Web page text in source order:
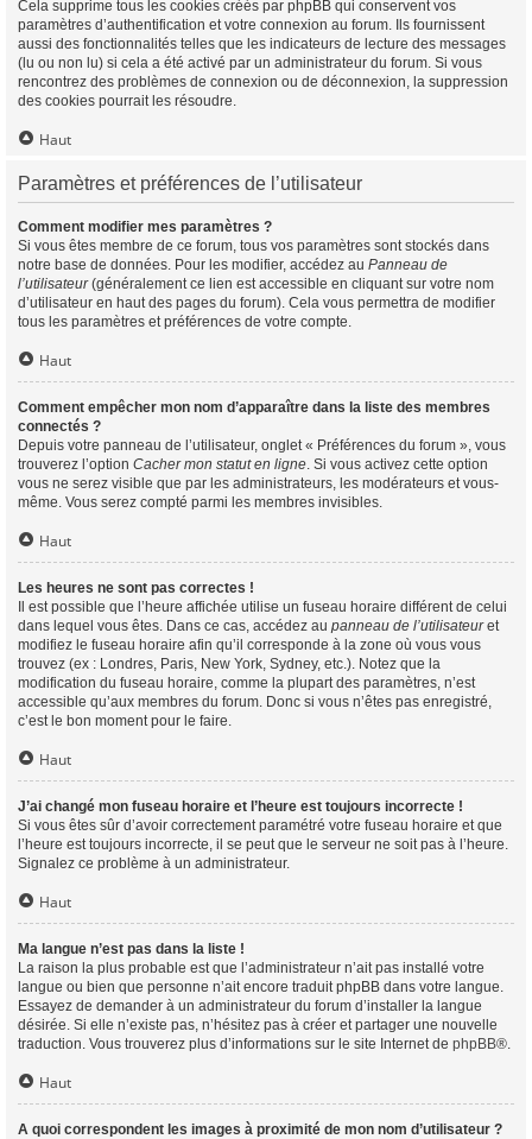
Cela supprime tous les cookies créés par phpBB qui conservent vos
paramètres d’authentification et votre connexion au forum. Ils fournissent
aussi des fonctionnalités telles que les indicateurs de lecture des messages
(lu ou non lu) si cela a été activé par un administrateur du forum. Si vous
rencontrez des problèmes de connexion ou de déconnexion, la suppression
des cookies pourrait les résoudre.
Haut
Paramètres et préférences de l’utilisateur
Comment modifier mes paramètres ?
Si vous êtes membre de ce forum, tous vos paramètres sont stockés dans
notre base de données. Pour les modifier, accédez au Panneau de
l’utilisateur(généralement ce lien est accessible en cliquant sur votre nom
d’utilisateur en haut des pages du forum). Cela vous permettra de modifier
tous les paramètres et préférences de votre compte.
Haut
Comment empêcher mon nom d’apparaître dans la liste des membres
connectés ?
Depuis votre panneau de l’utilisateur, onglet « Préférences du forum », vous
trouverez l’option Cacher mon statut en ligne. Si vous activez cette option
vous ne serez visible que par les administrateurs, les modérateurs et vous-
même. Vous serez compté parmi les membres invisibles.
Haut
Les heures ne sont pas correctes !
Il est possible que l’heure affichée utilise un fuseau horaire différent de celui
dans lequel vous êtes. Dans ce cas, accédez au panneau de l’utilisateuret
modifiez le fuseau horaire afin qu’il corresponde à la zone où vous vous
trouvez (ex : Londres, Paris, New York, Sydney, etc.). Notez que la
modification du fuseau horaire, comme la plupart des paramètres, n’est
accessible qu’aux membres du forum. Donc si vous n’êtes pas enregistré,
c’est le bon moment pour le faire.
Haut
J’ai changé mon fuseau horaire et l’heure est toujours incorrecte !
Si vous êtes sûr d’avoir correctement paramétré votre fuseau horaire et que
l’heure est toujours incorrecte, il se peut que le serveur ne soit pas à l’heure.
Signalez ce problème à un administrateur.
Haut
Ma langue n’est pas dans la liste !
La raison la plus probable est que l’administrateur n’ait pas installé votre
langue ou bien que personne n’ait encore traduit phpBB dans votre langue.
Essayez de demander à un administrateur du forum d’installer la langue
désirée. Si elle n’existe pas, n’hésitez pas à créer et partager une nouvelle
traduction. Vous trouverez plus d’informations sur le site Internet de phpBB®.
Haut
A quoi correspondent les images à proximité de mon nom d’utilisateur ?